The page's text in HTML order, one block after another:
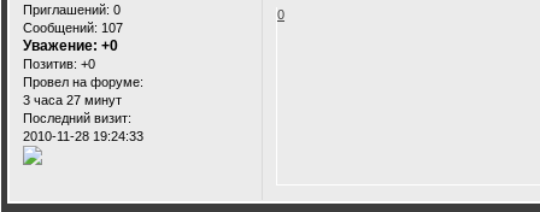
Приглашений: 0
Сообщений: 107
Уважение: +0
Позитив: +0
Провел на форуме:
3 часа 27 минут
Последний визит:
2010-11-28 19:24:33
0